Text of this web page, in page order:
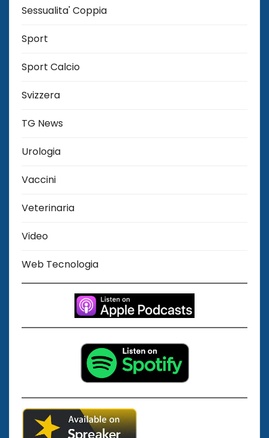
Sessualita' Coppia
Sport
Sport Calcio
Svizzera
TG News
Urologia
Vaccini
Veterinaria
Video
Web Tecnologia